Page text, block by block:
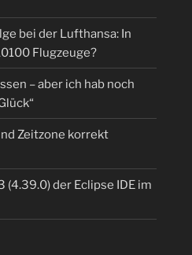
bei der Lufthansa: In
Flugzeuge?
– aber ich hab noch
Zeitzone korrekt
der Eclipse IDE im